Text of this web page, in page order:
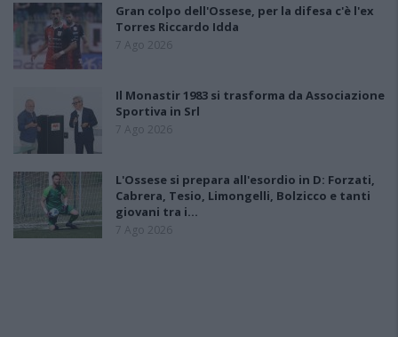
Gran colpo dell'Ossese, per la difesa c'è l'ex
Torres Riccardo Idda
7 Ago 2026
Il Monastir 1983 si trasforma da Associazione
Sportiva in Srl
7 Ago 2026
L'Ossese si prepara all'esordio in D: Forzati,
Cabrera, Tesio, Limongelli, Bolzicco e tanti
giovani tra i…
7 Ago 2026